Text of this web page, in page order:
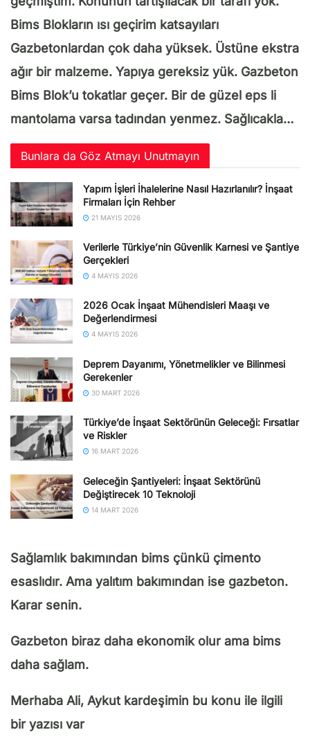
Bims Blokların ısı geçirim katsayıları
Gazbetonlardan çok daha yüksek. Üstüne ekstra
ağır bir malzeme. Yapıya gereksiz yük. Gazbeton
Bims Blok’u tokatlar geçer. Bir de güzel eps li
mantolama varsa tadından yenmez. Sağlıcakla…
Bunlara da Göz Atmayı Unutmayın
Yapım İşleri İhalelerine Nasıl Hazırlanılır? İnşaat
Firmaları İçin Rehber
21 MAYIS 2026
Verilerle Türkiye’nin Güvenlik Karnesi ve Şantiye
Gerçekleri
4 MAYIS 2026
2026 Ocak İnşaat Mühendisleri Maaşı ve
Değerlendirmesi
4 MAYIS 2026
Deprem Dayanımı, Yönetmelikler ve Bilinmesi
Gerekenler
30 MART 2026
Türkiye’de İnşaat Sektörünün Geleceği: Fırsatlar
ve Riskler
16 MART 2026
Geleceğin Şantiyeleri: İnşaat Sektörünü
Değiştirecek 10 Teknoloji
14 MART 2026
Sağlamlık bakımından bims çünkü çimento
esaslıdır. Ama yalıtım bakımından ise gazbeton.
Karar senin.
Gazbeton biraz daha ekonomik olur ama bims
daha sağlam.
Merhaba Ali, Aykut kardeşimin bu konu ile ilgili
bir yazısı var